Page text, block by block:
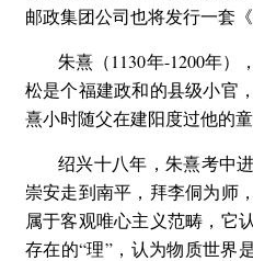
邮政集团公司也将发行一套
朱熹（1130年-1200年）
松是个福建政和的县级小官
熹小时随父在建阳度过他的童
绍兴十八年，朱熹考中
崇安走到南平，拜李侗为师
属于客观唯心主义范畴，它
存在的“理”，认为物质世界